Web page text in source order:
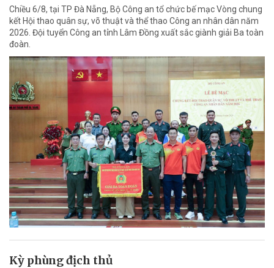
Chiều 6/8, tại TP Đà Nẵng, Bộ Công an tổ chức bế mạc Vòng chung
kết Hội thao quân sự, võ thuật và thể thao Công an nhân dân năm
2026. Đội tuyển Công an tỉnh Lâm Đồng xuất sắc giành giải Ba toàn
đoàn.
Kỳ phùng địch thủ